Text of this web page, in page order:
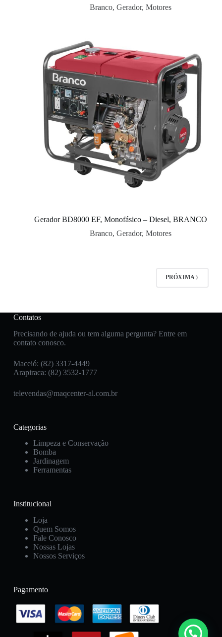
Branco,Gerador,Motores
Gerador BD8000 EF, Monofásico – Diesel, BRANCO
Branco,Gerador,Motores
PRÓXIMA
Contatos
Precisando de ajuda ou tem alguma pergunta? Entre em
contato conosco.
Maceió: (82) 3317-4449
Arapiraca: (82) 3532-1777
televendas@maqcenter-al.com.br
Categorias
Limpeza e Conservação
Bomba
Jardinagem
Ferramentas
Institucional
Loja
Quem Somos
Fale Conosco
Nossas Lojas
Nossos Serviços
Pagamento